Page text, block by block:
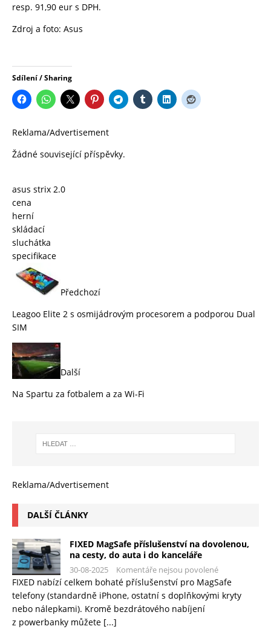
resp. 91,90 eur s DPH.
Zdroj a foto: Asus
Sdílení / Sharing
Reklama/Advertisement
Žádné související příspěvky.
asus strix 2.0
cena
herní
skládací
sluchátka
specifikace
Předchozí
Leagoo Elite 2 s osmijádrovým procesorem a podporou Dual
SIM
Další
Na Spartu za fotbalem a za Wi-Fi
Reklama/Advertisement
DALŠÍ ČLÁNKY
FIXED MagSafe příslušenství na dovolenou,
na cesty, do auta i do kanceláře
30-08-2025 Komentáře nejsou povolené
FIXED nabízí celkem bohaté příslušenství pro MagSafe
telefony (standardně iPhone, ostatní s doplňkovými kryty
nebo nálepkami). Kromě bezdrátového nabíjení
z powerbanky můžete [...]